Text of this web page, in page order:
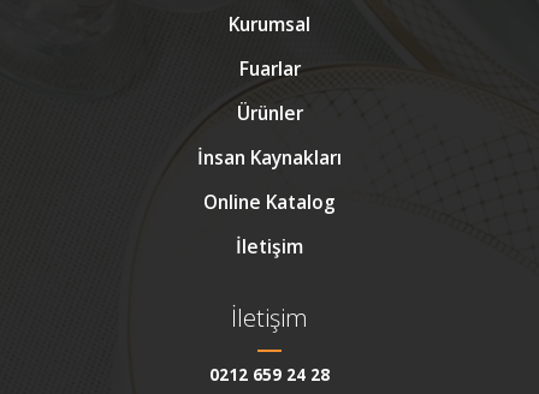
Kurumsal
Fuarlar
Ürünler
İnsan Kaynakları
Online Katalog
İletişim
İletişim
0212 659 24 28